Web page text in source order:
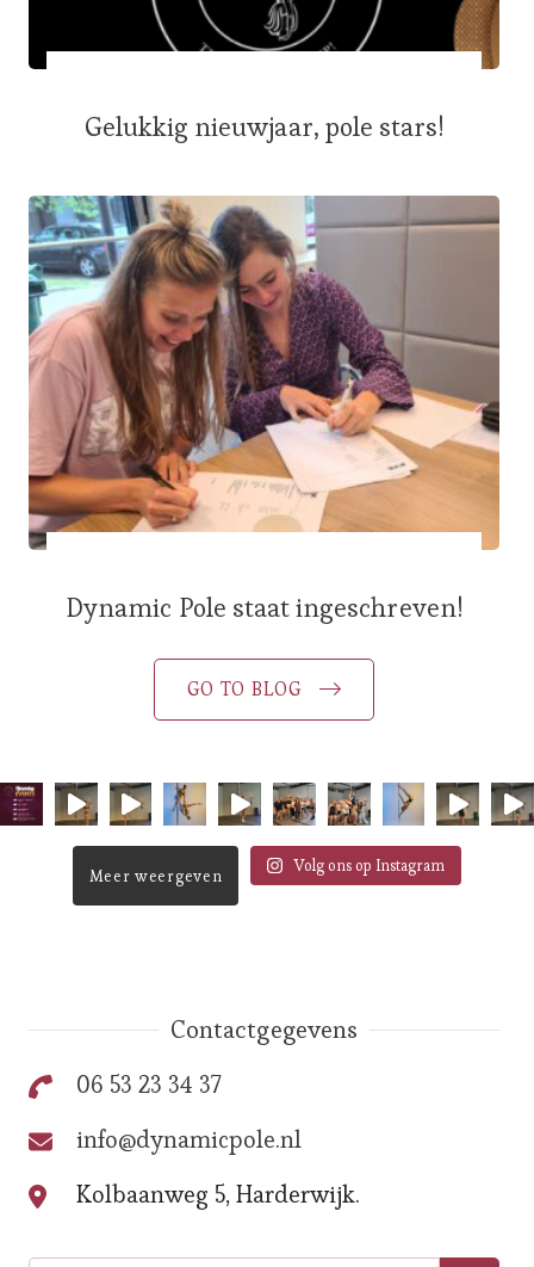
Gelukkig nieuwjaar, pole stars!
Dynamic Pole staat ingeschreven!
GO TO BLOG
Meer weergeven Volg ons op Instagram
Contactgegevens
06 53 23 34 37
info@dynamicpole.nl
Kolbaanweg 5, Harderwijk.